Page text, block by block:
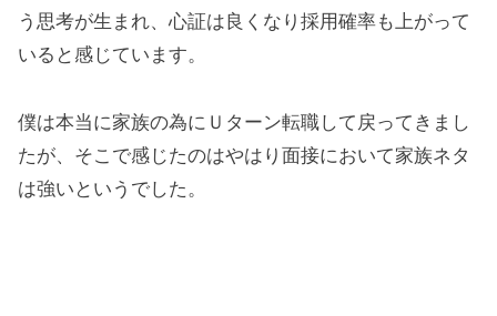
う思考が生まれ、心証は良くなり採用確率も上がって
いると感じています。
僕は本当に家族の為にＵターン転職して戻ってきまし
たが、そこで感じたのはやはり面接において家族ネタ
は強いというでした。